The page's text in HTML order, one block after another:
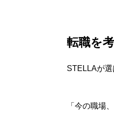
転職を
STELLAが
「今の職場